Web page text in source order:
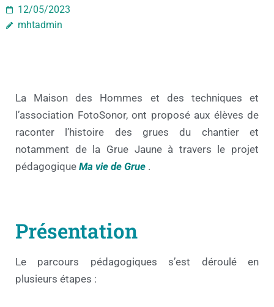
12/05/2023
mhtadmin
La Maison des Hommes et des techniques et
l’association FotoSonor, ont proposé aux élèves de
raconter l’histoire des grues du chantier et
notamment de la Grue Jaune à travers le projet
pédagogique Ma vie de Grue .
Présentation
Le parcours pédagogiques s’est déroulé en
plusieurs étapes :